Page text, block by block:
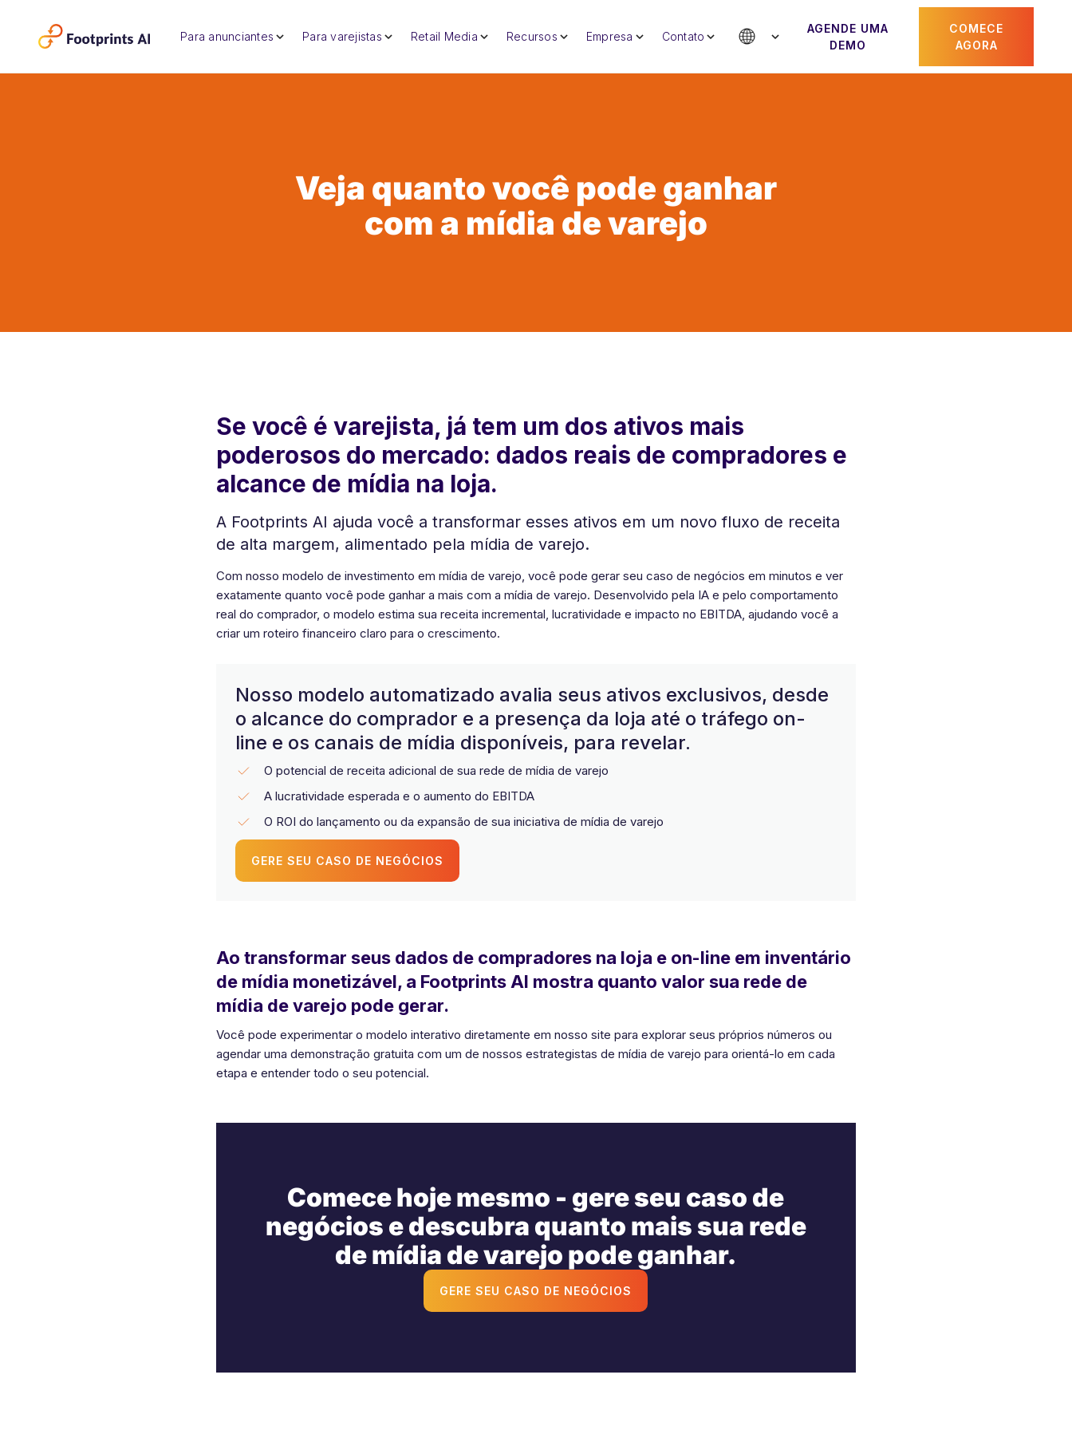
Para anunciantes Para varejistas Retail Media Recursos Empresa Contato
AGENDE UMA
DEMO
COMECE
AGORA
Veja quanto você pode ganhar
com a mídia de varejo
Se você é varejista, já tem um dos ativos mais
poderosos do mercado: dados reais de compradores e
alcance de mídia na loja.
A Footprints AI ajuda você a transformar esses ativos em um novo fluxo de receita
de alta margem, alimentado pela mídia de varejo.
Com nosso modelo de investimento em mídia de varejo, você pode gerar seu caso de negócios em minutos e ver
exatamente quanto você pode ganhar a mais com a mídia de varejo. Desenvolvido pela IA e pelo comportamento
real do comprador, o modelo estima sua receita incremental, lucratividade e impacto no EBITDA, ajudando você a
criar um roteiro financeiro claro para o crescimento.
Nosso modelo automatizado avalia seus ativos exclusivos, desde
o alcance do comprador e a presença da loja até o tráfego on-
line e os canais de mídia disponíveis, para revelar.
O potencial de receita adicional de sua rede de mídia de varejo
A lucratividade esperada e o aumento do EBITDA
O ROI do lançamento ou da expansão de sua iniciativa de mídia de varejo
GERE SEU CASO DE NEGÓCIOS
Ao transformar seus dados de compradores na loja e on-line em inventário
de mídia monetizável, a Footprints AI mostra quanto valor sua rede de
mídia de varejo pode gerar.
Você pode experimentar o modelo interativo diretamente em nosso site para explorar seus próprios números ou
agendar uma demonstração gratuita com um de nossos estrategistas de mídia de varejo para orientá-lo em cada
etapa e entender todo o seu potencial.
Comece hoje mesmo - gere seu caso de
negócios e descubra quanto mais sua rede
de mídia de varejo pode ganhar.
GERE SEU CASO DE NEGÓCIOS